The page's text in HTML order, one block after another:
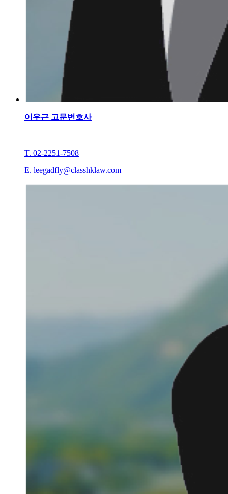
이우근 고문변호사
T. 02-2251-7508
E. leegadfly@classhklaw.com